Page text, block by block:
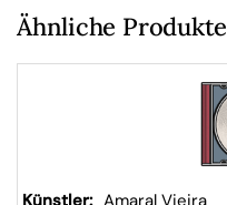
Ähnliche Produkte
Amaral Vieira